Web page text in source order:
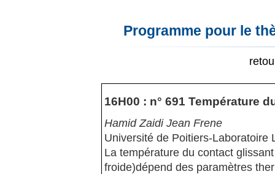
Programme pour le
16H00 : n° 691 Température
Hamid Zaidi Jean Frene
Université de Poitiers-Laboratoire
La température du contact
froide)dépend des paramètres